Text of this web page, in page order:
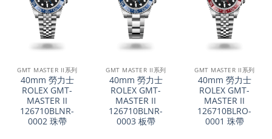
GMT MASTER II系列
40mm 勞力士
ROLEX GMT-
MASTER II
126710BLNR-
0002 珠帶
GMT MASTER II系列
40mm 勞力士
ROLEX GMT-
MASTER II
126710BLNR-
0003 板帶
GMT MASTER II系列
40mm 勞力士
ROLEX GMT-
MASTER II
126710BLRO-
0001 珠帶